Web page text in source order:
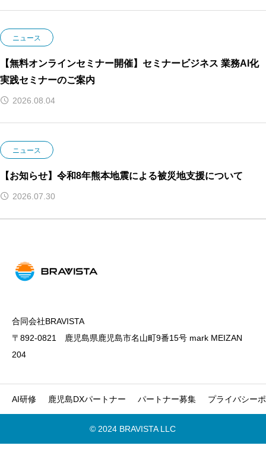
ニュース
【無料オンラインセミナー開催】セミナービジネス 業務AI化
実践セミナーのご案内
2026.08.04
ニュース
【お知らせ】令和8年熊本地震による被災地支援について
2026.07.30
合同会社BRAVISTA
〒892-0821 鹿児島県鹿児島市名山町9番15号 mark MEIZAN
204
AI研修 鹿児島DXパートナー パートナー募集 プライバシー
© 2024 BRAVISTA LLC